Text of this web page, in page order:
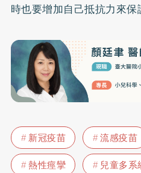
時也要增加自己抵抗力來保
新冠疫苗 流感疫苗
熱性痙攣
兒童多系